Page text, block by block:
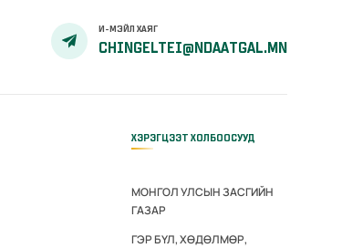
И-МЭЙЛ ХАЯГ
CHINGELTEI@NDAATGAL.MN
ХЭРЭГЦЭЭТ ХОЛБООСУУД
МОНГОЛ УЛСЫН ЗАСГИЙН
ГАЗАР
ГЭР БҮЛ, ХӨДӨЛМӨР,